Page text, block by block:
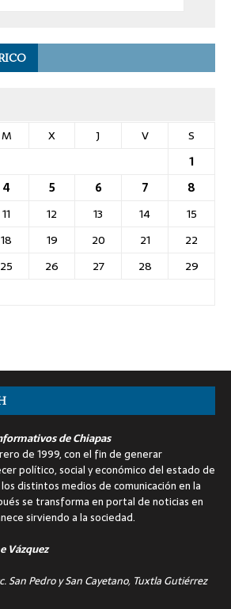
M X J V
S
1
4 5 6 7
8
11 12 13 14
15
18 19 20 21
22
25 26 27 28
29
de Chiapas
de 1999, con el fin de generar
político, social y económico del estado de
distintos medios de comunicación en la
se transforma en portal de noticias en
sirviendo a la sociedad.
Vázquez
San Pedro y San Cayetano, Tuxtla Gutiérrez